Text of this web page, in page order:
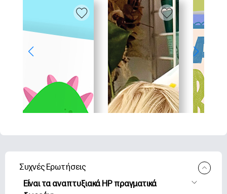
Συχνές Ερωτήσεις
Είναι τα αναπτυξιακά HP πραγματικά